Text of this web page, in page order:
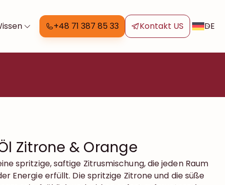
+48 71 387 85 33 Kontakt US DE
Zitrone & Orange
spritzige, saftige Zitrusmischung, die jeden Raum
Energie erfüllt. Die spritzige Zitrone und die süße